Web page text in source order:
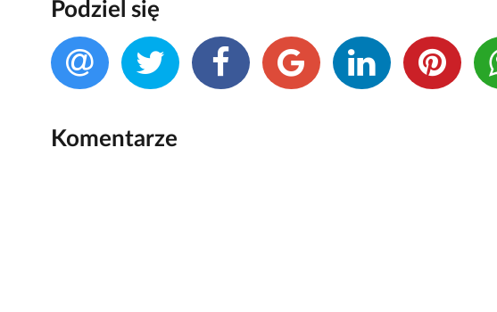
Podziel się
Komentarze